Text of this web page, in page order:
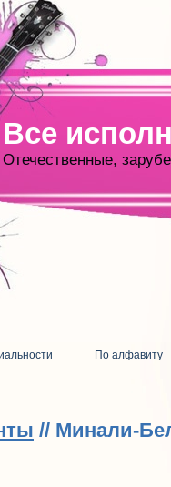
Все
Отечественные,
По алфавиту
// Минали-